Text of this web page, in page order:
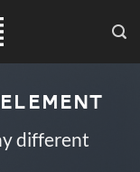
different